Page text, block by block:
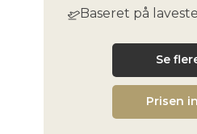
Baseret på
Se
Prisen